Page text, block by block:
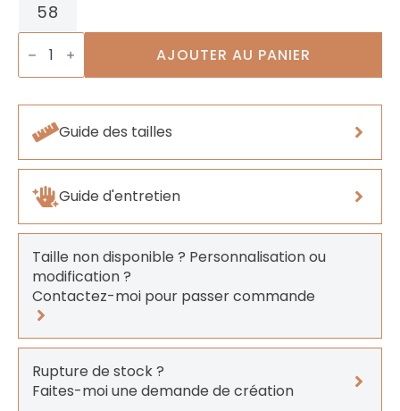
58
quantité
de
Bague
Préhnite
AJOUTER AU PANIER
Guide des tailles
Guide d'entretien
Taille non disponible ? Personnalisation ou
modification ?
Contactez-moi pour passer commande
Rupture de stock ?
Faites-moi une demande de création